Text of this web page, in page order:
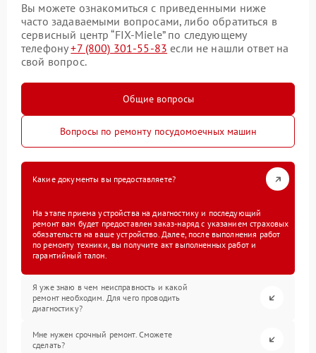
Вы можете ознакомиться с приведенными ниже
часто задаваемыми вопросами, либо обратиться в
сервисный центр “FIX-Miele” по следующему
телефону+7 (800) 301-55-83 если не нашли ответ на
свой вопрос.
Общие вопросы
Вопросы по ремонту посудомоечных машин
Какие документы вы предоставляете?
На этапе приема устройства на диагностику и последующий
ремонт вам будет предоставлен заказ-наряд с указанием страховых
обязательств на ваше устройство. Далее, после выполнения работ
по ремонту техники, вы получите акт выполненных работ и
гарантийный талон.
Я уже знаю в чем неисправность и какой
ремонт необходим. Для чего проводить
диагностику?
Мне нужен срочный ремонт. Сможете
сделать?